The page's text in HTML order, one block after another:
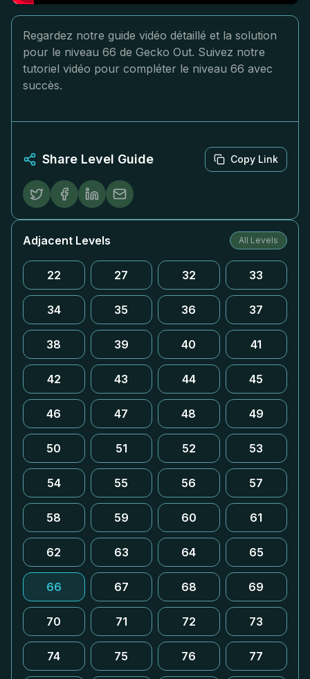
Regardez notre guide vidéo détaillé et la solution
pour le niveau 66 de Gecko Out. Suivez notre
tutoriel vidéo pour compléter le niveau 66 avec
succès.
Share Level Guide Copy Link
Adjacent Levels All Levels
22 27 32 33
34 35 36 37
38 39 40 41
42 43 44 45
46 47 48 49
50 51 52 53
54 55 56 57
58 59 60 61
62 63 64 65
66 67 68 69
70 71 72 73
74 75 76 77